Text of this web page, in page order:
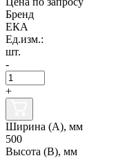
Бренд
ЕКА
Ед.изм.:
шт.
-
+
Ширина (А), мм
500
Высота (В), мм